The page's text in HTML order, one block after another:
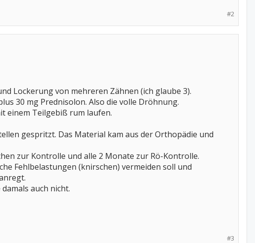
#2
Lockerung von mehreren Zähnen (ich glaube 3).
30 mg Prednisolon. Also die volle Dröhnung.
einem Teilgebiß rum laufen.
gespritzt. Das Material kam aus der Orthopädie und
zur Kontrolle und alle 2 Monate zur Rö-Kontrolle.
Fehlbelastungen (knirschen) vermeiden soll und
auch nicht.
#3